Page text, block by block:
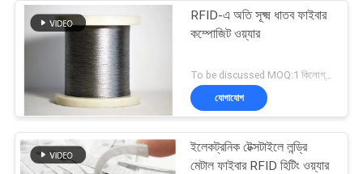
RFID-এ অতি সূক্ষ্ম ধাতব ফাইবার
কম্পোজিট ওয়্যার
যোগাযোগ
ইলেকট্রনিক টেক্সটাইলে লন্ড্রি
মেটাল ফাইবার RFID হিটিং ওয়্যার